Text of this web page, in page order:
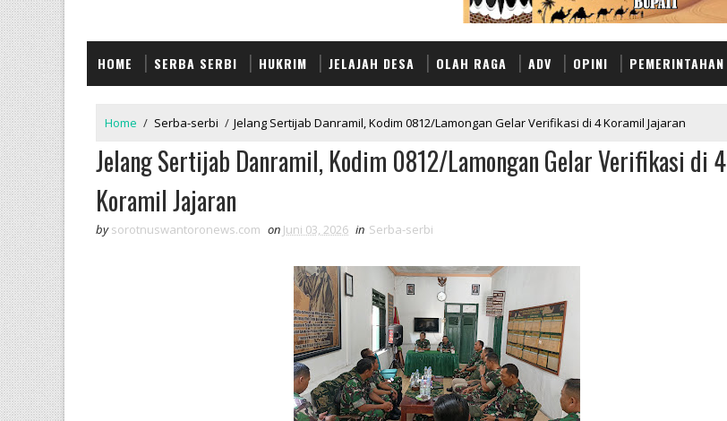
HOME SERBA SERBI HUKRIM JELAJAH DESA OLAH RAGA ADV OPINI PEMERINTAHAN
Home / Serba-serbi / Jelang Sertijab Danramil, Kodim 0812/Lamongan Gelar Verifikasi di 4 Koramil Jajaran
Jelang Sertijab Danramil, Kodim 0812/Lamongan Gelar Verifikasi di 4
Koramil Jajaran
by sorotnuswantoronews.com on Juni 03, 2026 in Serba-serbi